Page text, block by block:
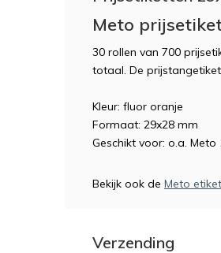
Meto
30 rollen van 700
totaal. De
Kleur: fluor oranje
Formaat: 29x28 mm
Geschikt voor: o.a. Meto
Bekijk ook de Meto
Verzending